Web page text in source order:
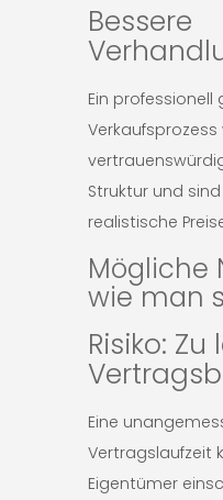
Bessere
Ein professionell
Struktur und
realistische
Mögliche
wie man
Risiko:
Eine
Vertragslaufzeit
Eigentümer